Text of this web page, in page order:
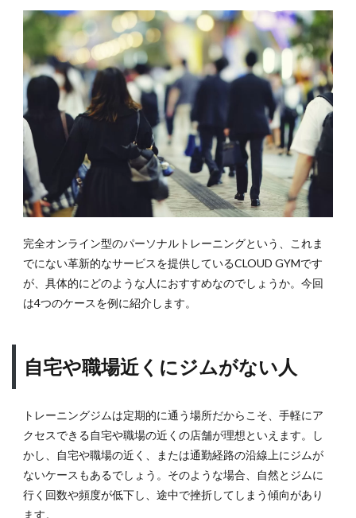
完全オンライン型のパーソナルトレーニングという、これま
でにない革新的なサービスを提供しているCLOUD GYMです
が、具体的にどのような人におすすめなのでしょうか。今回
は4つのケースを例に紹介します。
自宅や職場近くにジムがない人
トレーニングジムは定期的に通う場所だからこそ、手軽にア
クセスできる自宅や職場の近くの店舗が理想といえます。し
かし、自宅や職場の近く、または通勤経路の沿線上にジムが
ないケースもあるでしょう。そのような場合、自然とジムに
行く回数や頻度が低下し、途中で挫折してしまう傾向があり
ます。